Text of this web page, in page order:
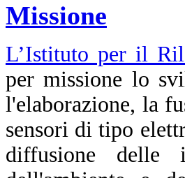
Missione
L’Istituto per il
per missione lo
l'elaborazione, la
sensori di tipo
diffusione delle